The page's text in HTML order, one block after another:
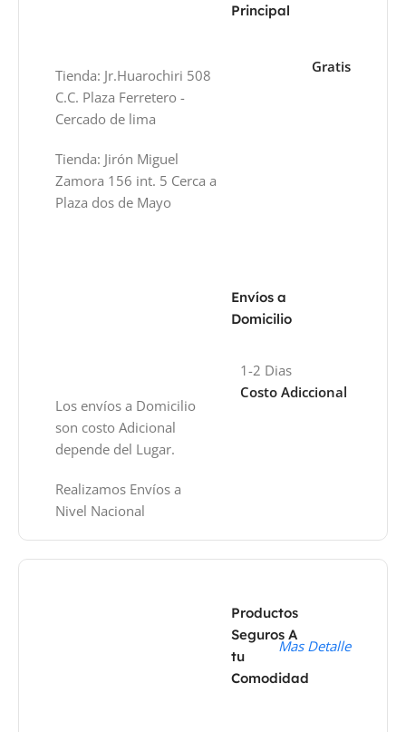
Principal
Tienda: Jr.Huarochiri 508
C.C. Plaza Ferretero -
Cercado de lima
Tienda: Jirón Miguel
Zamora 156 int. 5 Cerca a
Plaza dos de Mayo
Gratis
Envíos a
Domicilio
Los envíos a Domicilio
son costo Adicional
depende del Lugar.
Realizamos Envíos a
Nivel Nacional
1-2 Dias
Costo Adiccional
Productos
Seguros A
tu
Comodidad
Mas Detalle